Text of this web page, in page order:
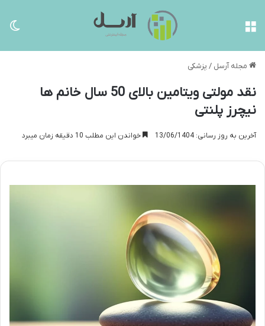
مجله آرسل / پزشکی
نقد مولتی ویتامین بالای 50 سال خانم ها
نیچرز پلنتی
آخرین به روز رسانی: 13/06/1404 خواندن این مطلب 10 دقیقه زمان میبرد